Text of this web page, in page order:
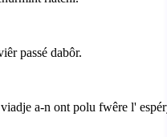
passé dabôr.
a-n ont polu fwêre l'